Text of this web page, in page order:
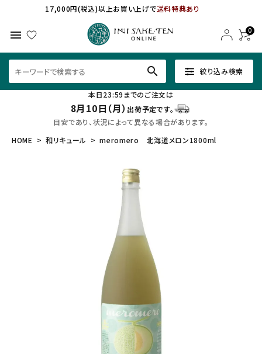
17,000円(税込)以上お買い上げで送料特典あり
menu 0
絞り込み検索
search
本日23:59までのご注文は
8月10日（月） 出荷予定です。
目安であり、状況によって異なる場合があります。
HOME
和リキュール meromero 北海道メロン1800ml